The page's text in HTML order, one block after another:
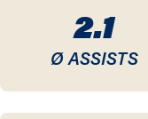
2.1
Ø ASSISTS